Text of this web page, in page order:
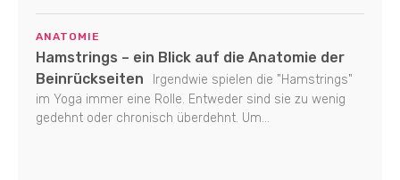
ANATOMIE
Hamstrings – ein Blick auf die Anatomie der
Beinrückseiten
Irgendwie spielen die "Hamstrings"
im Yoga immer eine Rolle. Entweder sind sie zu wenig
gedehnt oder chronisch überdehnt. Um...